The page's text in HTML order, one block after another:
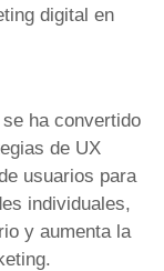
digital en
ha convertido
de UX
usuarios para
individuales,
y aumenta la